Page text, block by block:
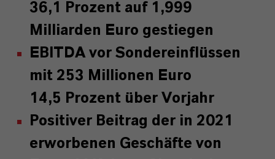
36,1 Prozent auf 1,999
Milliarden Euro gestiegen
EBITDA vor Sondereinflüssen
mit 253 Millionen Euro
14,5 Prozent über Vorjahr
Positiver Beitrag der in 2021
erworbenen Geschäfte von